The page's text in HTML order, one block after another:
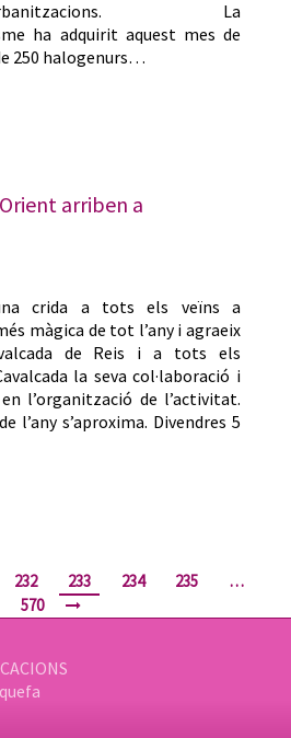
Urbanitzacions. La
ha adquirit aquest mes de
250 halogenurs…
arriben a
crida a tots els veïns a
màgica de tot l’any i agraeix
de Reis i a tots els
la seva col·laboració i
l’organització de l’activitat.
l’any s’aproxima. Divendres 5
232 233 234 235
…
570